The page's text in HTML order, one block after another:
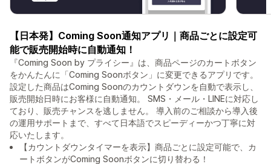
【日本発】Coming Soon通知アプリ｜商品ごとに設定可
能で販売開始時に自動通知！
『Coming Soon by プライシー』は、商品ページのカートボタン
をかんたんに「Coming Soonボタン」に変更できるアプリです。
設定した商品はComing Soonのカウントダウンを自動で表示し、
販売開始日時にお客様に自動通知。 SMS・メール・LINEに対応し
ており、販売チャンスを逃しません。 導入前のご相談から導入後
の運用サポートまで、すべて日本語でスピーディーかつ丁寧に対
応いたします。
【カウントダウンタイマーを表示】商品ごとに設定可能で、カ
ートボタンがComing Soonボタンに切り替わる！